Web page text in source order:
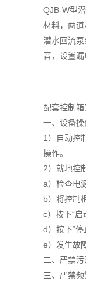
QJB-W型
材料，两
潜水回流
音，设置
配套控制
一、设备操
1）自动控
操作。
2）就地控
a）检查电
b）将控制
c）按下“
d）按下“
e）发生故
二、严禁
三、严禁